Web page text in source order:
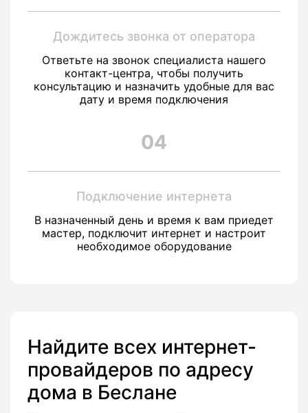
Дождитесь звонка от оператора
Ответьте на звонок специалиста нашего
контакт-центра, чтобы получить
консультацию и назначить удобные для вас
дату и время подключения
04
Подключение интернета
В назначенный день и время к вам приедет
мастер, подключит интернет и настроит
необходимое оборудование
Найдите всех интернет-
провайдеров по адресу
дома в Беслане